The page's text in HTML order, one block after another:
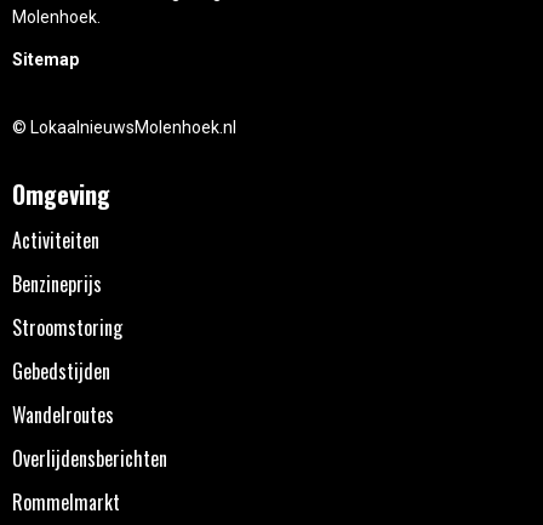
Molenhoek.
Sitemap
© LokaalnieuwsMolenhoek.nl
Omgeving
Activiteiten
Benzineprijs
Stroomstoring
Gebedstijden
Wandelroutes
Overlijdensberichten
Rommelmarkt